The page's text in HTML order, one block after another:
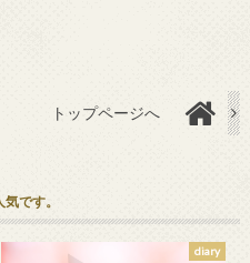
トップページへ
です。
diary